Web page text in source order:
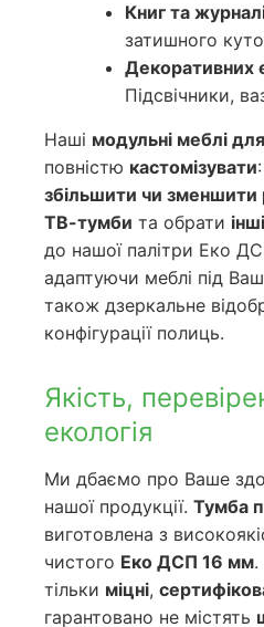
Книг та
затишного
Декоративних
Підсвічники,
Наші модульні меблі для
повністю кастомізувати
збільшити чи зменшити
ТВ-тумби та обрати
до нашої палітри Еко
адаптуючи меблі під
також дзеркальне
конфігурації полиць.
Якість,
екологія
Ми дбаємо про Ваше
нашої продукції. Тумба
виготовлена з
чистого Еко ДСП 16 мм
тільки міцні,
гарантовано не містять